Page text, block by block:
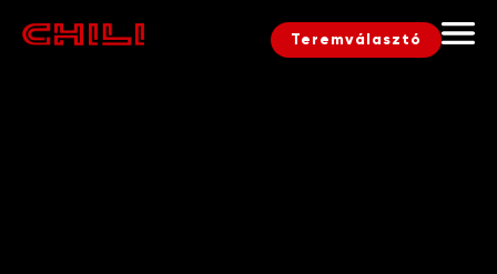
Teremválasztó